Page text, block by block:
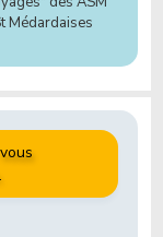
Médardaises